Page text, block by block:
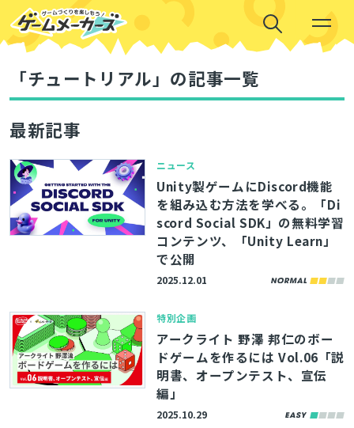
「チュートリアル」の記事一覧
最新記事
ニュース
Unity製ゲームにDiscord機能
を組み込む方法を学べる。「Di
scord Social SDK」の無料学習
コンテンツ、「Unity Learn」
で公開
2025.12.01
特別企画
アークライト 野澤 邦仁のボー
ドゲームを作るには Vol.06「説
明書、オープンテスト、宣伝
編」
2025.10.29